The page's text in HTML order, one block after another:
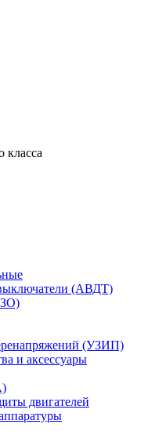
класса
(АВДТ)
(УЗИП)
и аксессуары
двигателей